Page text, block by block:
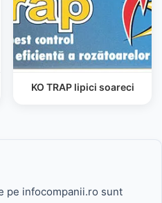
KO TRAP lipici soareci
pe infocompanii.ro sunt